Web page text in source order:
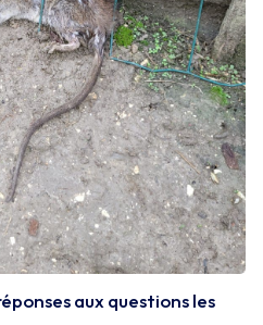
aux questions les